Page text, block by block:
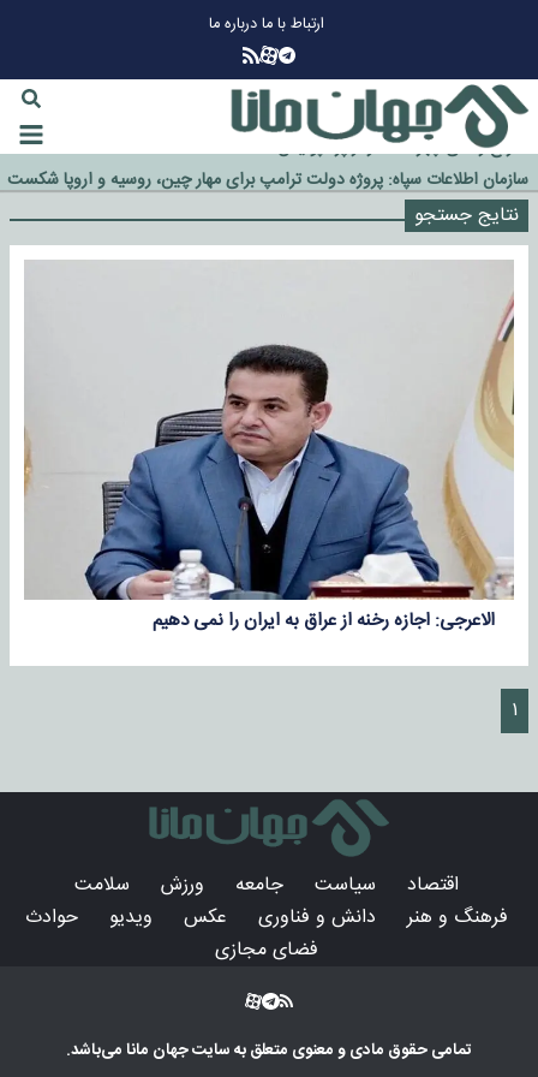
ارتباط با مادرباره ما
گزینه جدایی اوسمار روی میز مدیران پرسپولیس
آیا رئیس جمهور آمریکا قانون را دور می‌زند؟
اخراج رسمی چهره نامدار از پرسپولیس
سازمان اطلاعات سپاه: پروژه دولت ترامپ برای مهار چین، روسیه و اروپا شکست
خورد
نتایج جستجو
الاعرجی: اجازه رخنه از عراق به ایران را نمی دهیم
۱
اقتصاد سیاست جامعه ورزش
سلامت
فرهنگ و هنر
دانش و فناوری عکس ویدیو
حوادث
فضای مجازی
تمامی حقوق مادی و معنوی متعلق به سایتجهان مانامی‌باشد.